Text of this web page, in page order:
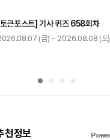
큰포스트] 기사 퀴즈 658회차
(금) ~ 2026.08.08 (토)
천정보